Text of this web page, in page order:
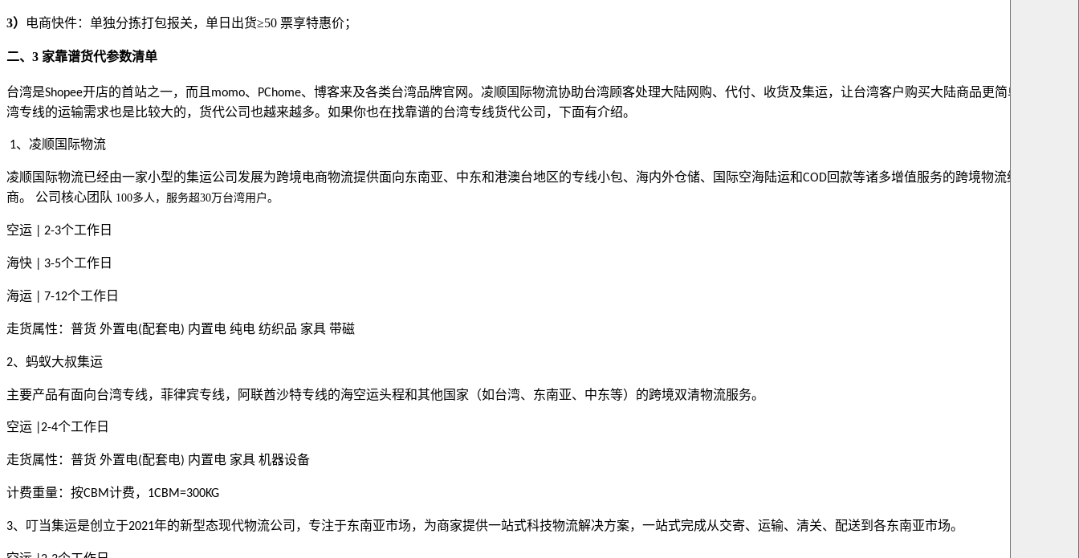
3） 电商快件：单独分拣打包报关，单日出货≥50 票享特惠价；
二、3 家靠谱货代参数清单
台湾是Shopee开店的首站之一，而且 momo、 PChome、博客来及各类台湾品牌官网。凌顺国际物流协助台湾顾客处理大陆网购、代付、收货及集运，让台湾客户购买大陆商品更简单清楚。台
湾专线的运输需求也是比较大的，货代公司也越来越多。如果你也在找靠谱的台湾专线货代公司，下面有介绍。
1、凌顺国际物流
凌顺国际物流已经由一家小型的集运公司发展为跨境电商物流提供面向东南亚、中东和港澳台地区的专线小包、海内外仓储、国际空海陆运和COD回款等诸多增值服务的跨境物流综合服务
商。 公司核心团队 100多人，服务超30万台湾用户。
空运 | 2-3个工作日
海快 | 3-5个工作日
海运 | 7-12个工作日
走货属性：普货 外置电(配套电) 内置电 纯电 纺织品 家具 带磁
2、蚂蚁大叔集运
主要产品有面向台湾专线，菲律宾专线，阿联酋沙特专线的海空运头程和其他国家（如台湾、东南亚、中东等）的跨境双清物流服务。
空运 |2-4个工作日
走货属性：普货 外置电(配套电) 内置电 家具 机器设备
计费重量：按CBM计费， 1CBM=300KG
3、叮当集运是创立于2021年的新型态现代物流公司，专注于东南亚市场，为商家提供一站式科技物流解决方案，一站式完成从交寄、运输、清关、配送到各东南亚市场。